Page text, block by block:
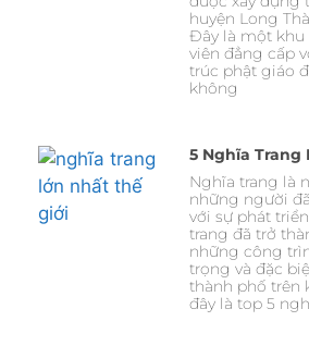
huyện Long
Đây là một khu
viên đẳng cấp
trúc phật giáo
không
5 Nghĩa Trang
Nghĩa trang là
những người
với sự phát
trang đã trở
những công
trọng và đặc
thành phố trên
đây là top 5